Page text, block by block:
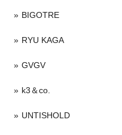
BIGOTRE
RYU KAGA
GVGV
k3＆co.
UNTISHOLD